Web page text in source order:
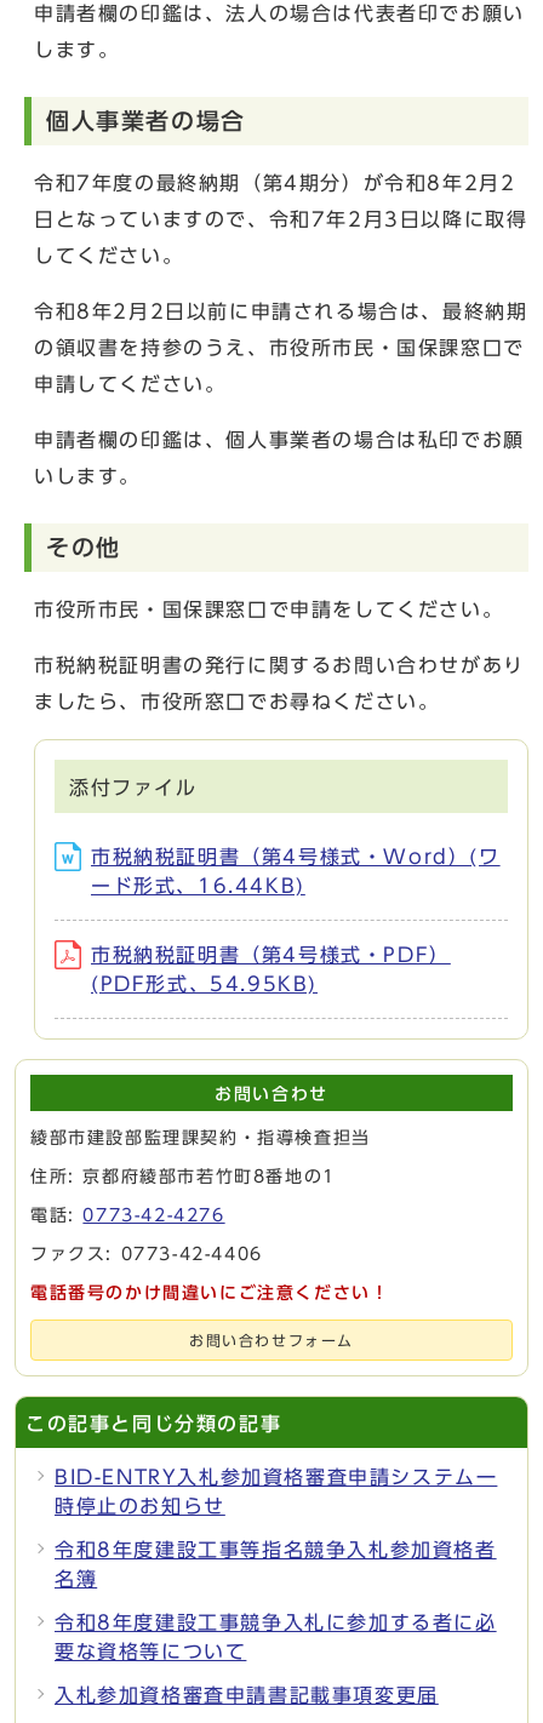
申請者欄の印鑑は、法人の場合は代表者印でお願い
します。
個人事業者の場合
令和7年度の最終納期（第4期分）が令和8年2月2
日となっていますので、令和7年2月3日以降に取得
してください。
令和8年2月2日以前に申請される場合は、最終納期
の領収書を持参のうえ、市役所市民・国保課窓口で
申請してください。
申請者欄の印鑑は、個人事業者の場合は私印でお願
いします。
その他
市役所市民・国保課窓口で申請をしてください。
市税納税証明書の発行に関するお問い合わせがあり
ましたら、市役所窓口でお尋ねください。
添付ファイル
市税納税証明書（第4号様式・Word）(ワ
ード形式、16.44KB)
市税納税証明書（第4号様式・PDF）
(PDF形式、54.95KB)
お問い合わせ
綾部市建設部監理課契約・指導検査担当
住所: 京都府綾部市若竹町8番地の1
電話:0773-42-4276
ファクス: 0773-42-4406
電話番号のかけ間違いにご注意ください！
お問い合わせフォーム
この記事と同じ分類の記事
BID-ENTRY入札参加資格審査申請システム一
時停止のお知らせ
令和8年度建設工事等指名競争入札参加資格者
名簿
令和8年度建設工事競争入札に参加する者に必
要な資格等について
入札参加資格審査申請書記載事項変更届